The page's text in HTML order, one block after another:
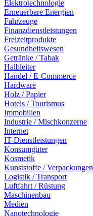
Elektrotechnologie
Erneuerbare Energien
Fahrzeuge
Finanzdienstleistungen
Freizeitprodukte
Gesundheitswesen
Getränke / Tabak
Halbleiter
Handel / E-Commerce
Hardware
Holz / Papier
Hotels / Tourismus
Immobilien
Industrie / Mischkonzerne
Internet
IT-Dienstleistungen
Konsumgüter
Kosmetik
Kunststoffe / Verpackungen
Logistik / Transport
Luftfahrt / Rüstung
Maschinenbau
Medien
Nanotechnologie